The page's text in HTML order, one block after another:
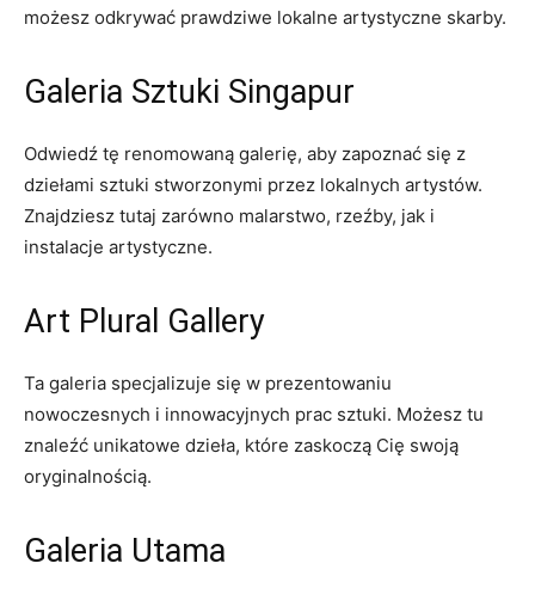
możesz odkrywać prawdziwe lokalne artystyczne skarby.
Galeria ‌Sztuki Singapur
Odwiedź tę renomowaną galerię, aby​ zapoznać się z
dziełami sztuki stworzonymi ⁤przez lokalnych artystów.
Znajdziesz ‌tutaj⁤ zarówno malarstwo, rzeźby, ⁤jak ⁢i
instalacje artystyczne.
Art Plural⁢ Gallery
Ta​ galeria specjalizuje się w ​prezentowaniu​
nowoczesnych i‌ innowacyjnych prac sztuki. Możesz tu
⁣znaleźć‌ unikatowe dzieła, które​ zaskoczą Cię swoją
oryginalnością.
Galeria Utama